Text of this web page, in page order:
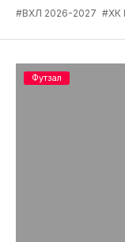
#ВХЛ 2026-2027 #ХК
Футзал